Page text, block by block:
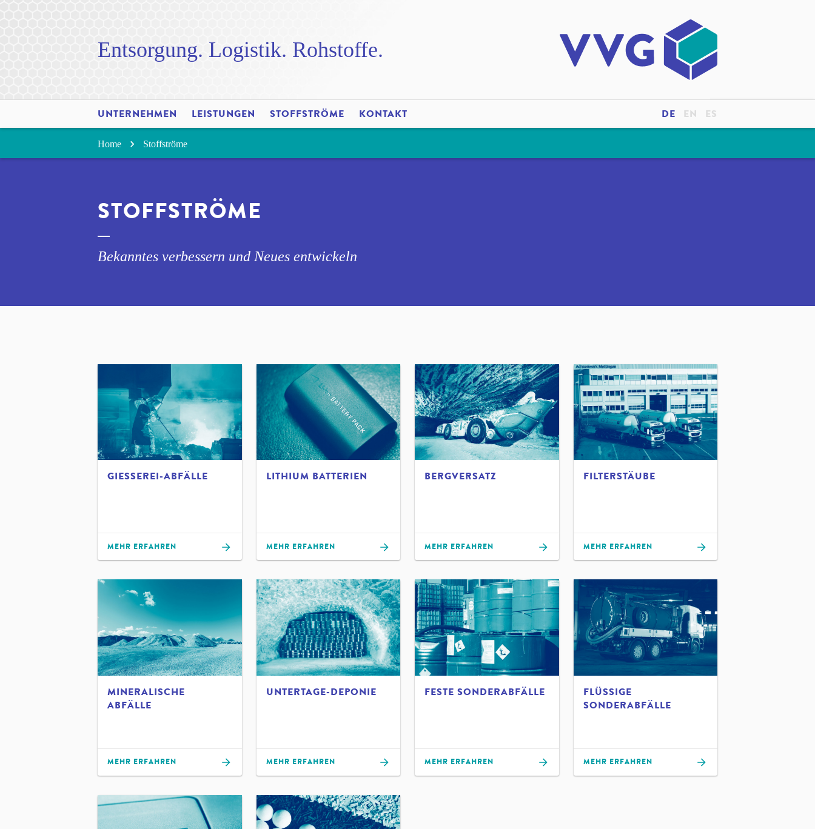
Entsorgung. Logistik. Rohstoffe.
UNTERNEHMEN LEISTUNGEN STOFFSTRÖME KONTAKT DE EN ES
Home Stoffströme
STOFFSTRÖME
Bekanntes verbessern und Neues entwickeln
GIESSEREI-ABFÄLLE
MEHR ERFAHREN
LITHIUM BATTERIEN
MEHR ERFAHREN
BERGVERSATZ
MEHR ERFAHREN
FILTERSTÄUBE
MEHR ERFAHREN
MINERALISCHE
ABFÄLLE
MEHR ERFAHREN
UNTERTAGE-DEPONIE
MEHR ERFAHREN
FESTE SONDERABFÄLLE
MEHR ERFAHREN
FLÜSSIGE
SONDERABFÄLLE
MEHR ERFAHREN